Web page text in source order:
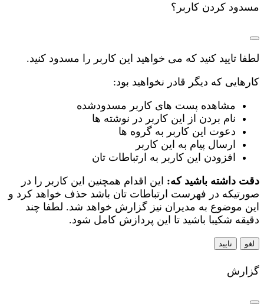
مسدود کردن کاربر؟
لطفا تایید کنید که می خواهید این کاربر را مسدود کنید.
کارهایی که دیگر قادر نخواهید بود:
مشاهده پست های کاربر مسدودشده
نام بردن از این کاربر در نوشته ها
دعوت این کاربر به گروه ها
ارسال پیام به این کاربر
افزودن این کاربر به ارتباطات تان
دقت داشته باشید که: این اقدام همچنین این کاربر را در
صورتیکه در فهرست ارتباطات تان باشد حذف خواهد کرد و
این موضوع به مدیران نیز گزارش خواهد شد. لطفا چند
دقیقه شکیبا باشید تا این پردازش کامل شود.
تایید
گزارش